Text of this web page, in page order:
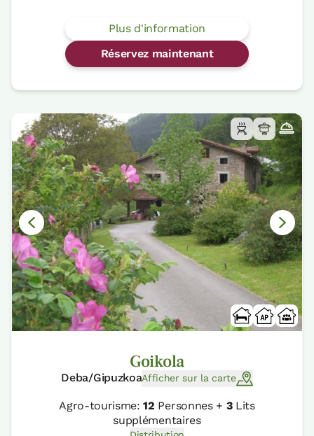
Plus d'information
Réservez maintenant
Goikola
Deba/GipuzkoaAfficher sur la carte
Agro-tourisme:12 Personnes + 3Lits
supplémentaires